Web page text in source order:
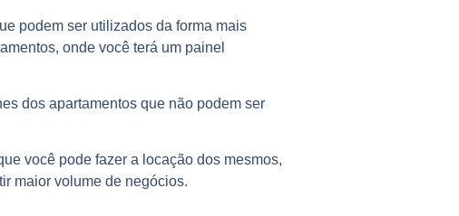
podem ser utilizados da forma mais
onde você terá um painel
dos apartamentos que não podem ser
você pode fazer a locação dos mesmos,
maior volume de negócios.